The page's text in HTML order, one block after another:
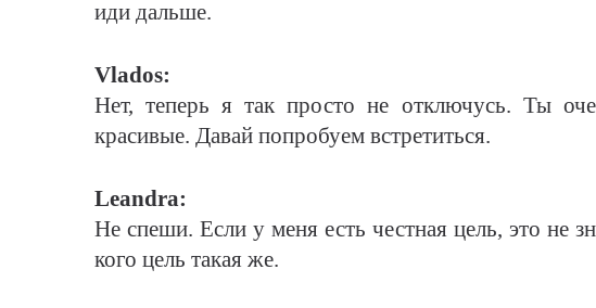
иди дальше.
Vlados:
Нет, теперь я так просто не отключусь. Ты
красивые. Давай попробуем встретиться.
Leandra:
Не спеши. Если у меня есть честная цель, это не
кого цель такая же.